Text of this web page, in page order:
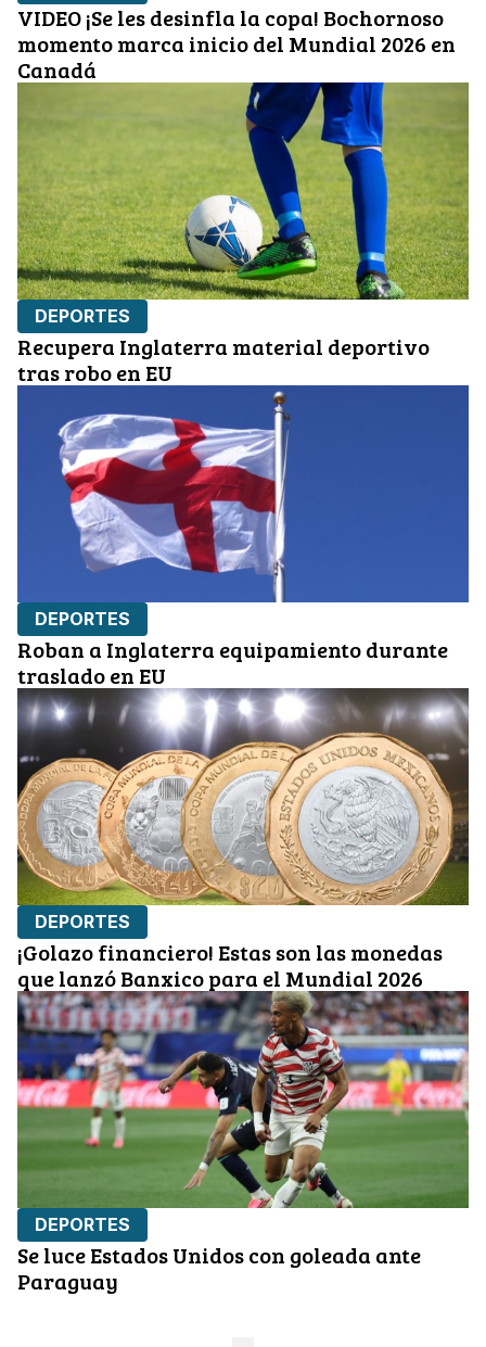
VIDEO ¡Se les desinfla la copa! Bochornoso
momento marca inicio del Mundial 2026 en
Canadá
DEPORTES
Recupera Inglaterra material deportivo
tras robo en EU
DEPORTES
Roban a Inglaterra equipamiento durante
traslado en EU
DEPORTES
¡Golazo financiero! Estas son las monedas
que lanzó Banxico para el Mundial 2026
DEPORTES
Se luce Estados Unidos con goleada ante
Paraguay